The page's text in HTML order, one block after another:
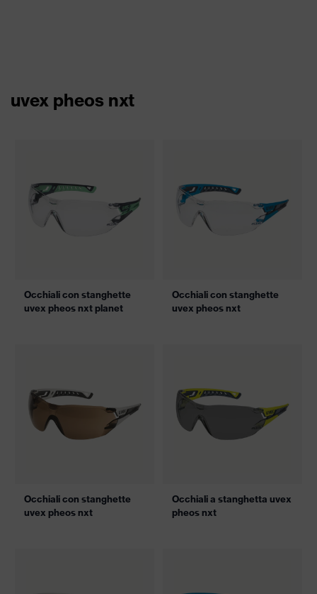
uvex pheos nxt
Occhiali con stanghette
uvex pheos nxt planet
Occhiali con stanghette
uvex pheos nxt
Occhiali con stanghette
uvex pheos nxt
Occhiali a stanghetta uvex
pheos nxt